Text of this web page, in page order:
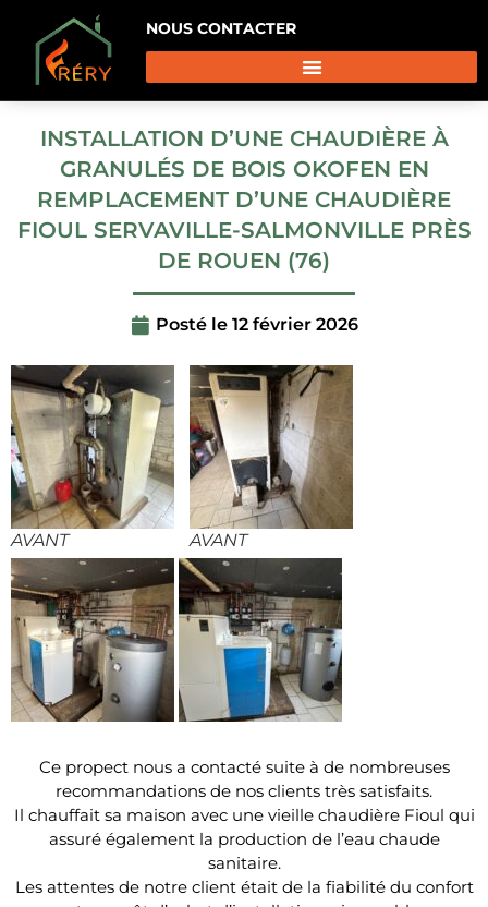
NOUS CONTACTER
INSTALLATION D’UNE CHAUDIÈRE À
GRANULÉS DE BOIS OKOFEN EN
REMPLACEMENT D’UNE CHAUDIÈRE
FIOUL SERVAVILLE-SALMONVILLE PRÈS
DE ROUEN (76)
Posté le 12 février 2026
Ce propect nous a contacté suite à de nombreuses
recommandations de nos clients très satisfaits.
Il chauffait sa maison avec une vieille chaudière Fioul qui
assuré également la production de l’eau chaude
sanitaire.
Les attentes de notre client était de la fiabilité du confort
AVANT AVANT